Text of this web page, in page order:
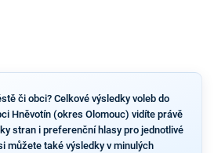
či obci? Celkové výsledky voleb do
Hněvotín (okres Olomouc) vidíte právě
stran i preferenční hlasy pro jednotlivé
můžete také výsledky v minulých